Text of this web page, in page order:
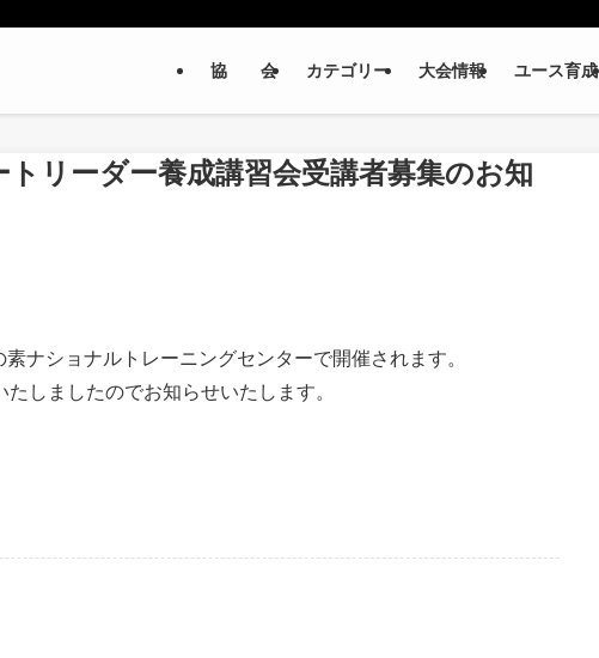
協 会 カテゴリー 大会情報 ユース育成
トリーダー養成講習会受講者募集のお知
ナショナルトレーニングセンターで開催されます。
しましたのでお知らせいたします。